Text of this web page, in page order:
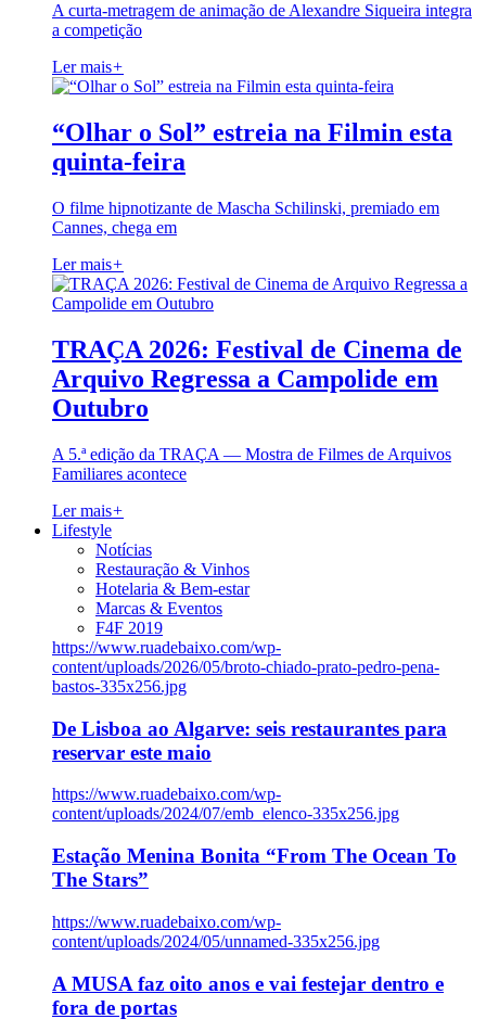
A curta-metragem de animação de Alexandre Siqueira integra
a competição
Ler mais+
“Olhar o Sol” estreia na Filmin esta
quinta-feira
O filme hipnotizante de Mascha Schilinski, premiado em
Cannes, chega em
Ler mais+
TRAÇA 2026: Festival de Cinema de
Arquivo Regressa a Campolide em
Outubro
A 5.ª edição da TRAÇA — Mostra de Filmes de Arquivos
Familiares acontece
Ler mais+
Lifestyle
Notícias
Restauração & Vinhos
Hotelaria & Bem-estar
Marcas & Eventos
F4F 2019
https://www.ruadebaixo.com/wp-
content/uploads/2026/05/broto-chiado-prato-pedro-pena-
bastos-335x256.jpg
De Lisboa ao Algarve: seis restaurantes para
reservar este maio
https://www.ruadebaixo.com/wp-
content/uploads/2024/07/emb_elenco-335x256.jpg
Estação Menina Bonita “From The Ocean To
The Stars”
https://www.ruadebaixo.com/wp-
content/uploads/2024/05/unnamed-335x256.jpg
A MUSA faz oito anos e vai festejar dentro e
fora de portas